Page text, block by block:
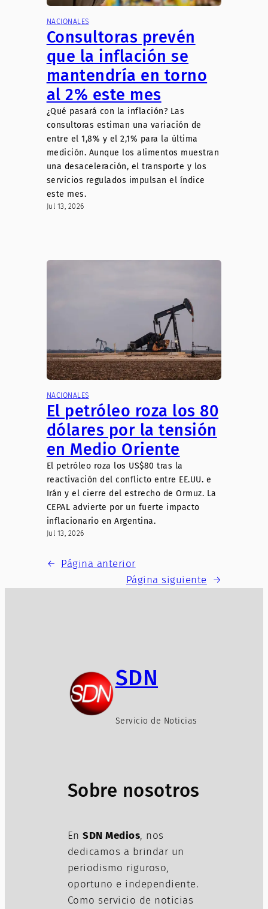
NACIONALES
Consultoras prevén
que la inflación se
mantendría en torno
al 2% este mes
¿Qué pasará con la inflación? Las
consultoras estiman una variación de
entre el 1,8% y el 2,1% para la última
medición. Aunque los alimentos muestran
una desaceleración, el transporte y los
servicios regulados impulsan el índice
este mes.
Jul 13, 2026
NACIONALES
El petróleo roza los 80
dólares por la tensión
en Medio Oriente
El petróleo roza los US$80 tras la
reactivación del conflicto entre EE.UU. e
Irán y el cierre del estrecho de Ormuz. La
CEPAL advierte por un fuerte impacto
inflacionario en Argentina.
Jul 13, 2026
← Página anterior
Página siguiente
→
SDN
Servicio de Noticias
Sobre nosotros
En SDN Medios, nos
dedicamos a brindar un
periodismo riguroso,
oportuno e independiente.
Como servicio de noticias